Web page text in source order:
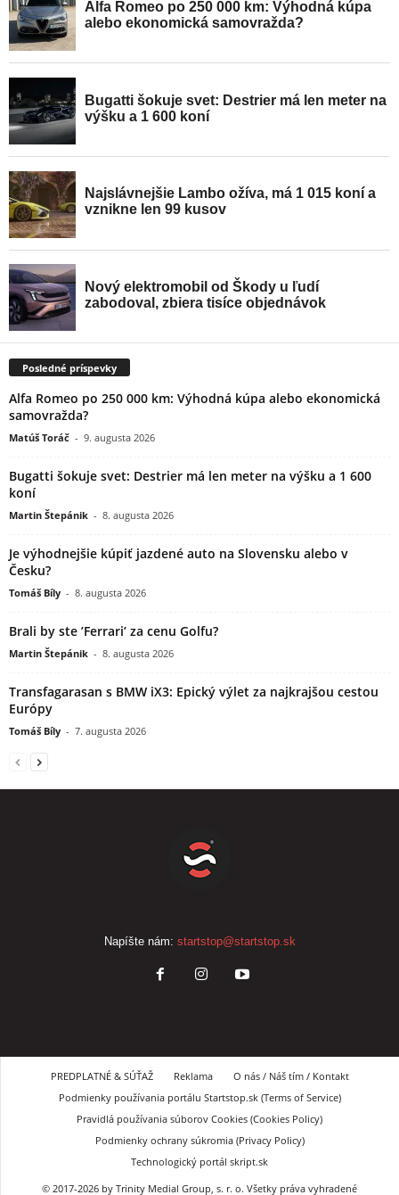
Posledné príspevky
Alfa Romeo po 250 000 km: Výhodná kúpa alebo ekonomická
samovražda?
Matúš Toráč - 9. augusta 2026
Bugatti šokuje svet: Destrier má len meter na výšku a 1 600
koní
Martin Štepánik - 8. augusta 2026
Je výhodnejšie kúpiť jazdené auto na Slovensku alebo v
Česku?
Tomáš Bíly - 8. augusta 2026
Brali by ste ’Ferrari’ za cenu Golfu?
Martin Štepánik - 8. augusta 2026
Transfagarasan s BMW iX3: Epický výlet za najkrajšou cestou
Európy
Tomáš Bíly - 7. augusta 2026
Napíšte nám: startstop@startstop.sk
PREDPLATNÉ & SÚŤAŽ Reklama
O nás / Náš tím / Kontakt
Podmienky používania portálu Startstop.sk (Terms of Service)
Pravidlá používania súborov Cookies (Cookies Policy)
Podmienky ochrany súkromia (Privacy Policy)
Technologický portál skript.sk
© 2017-2026 by Trinity Medial Group, s. r. o. Všetky práva vyhradené